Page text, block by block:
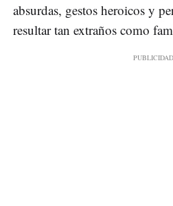
absurdas, gestos heroicos y
resultar tan extraños como